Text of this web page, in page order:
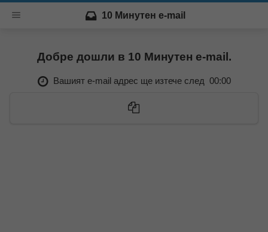
10 Минутен e-mail
Добре дошли в 10 Минутен e-mail.
Вашият e-mail адрес ще изтече след 00:00